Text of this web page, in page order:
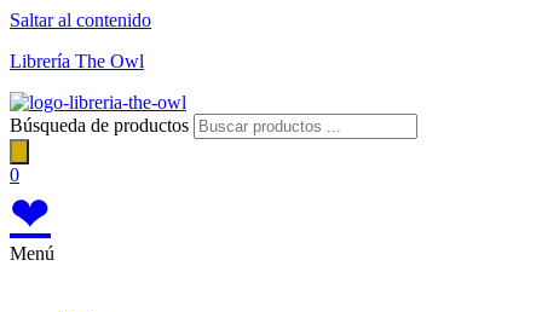
Saltar al contenido
Librería The Owl
Búsqueda de productos
0
❤
Menú